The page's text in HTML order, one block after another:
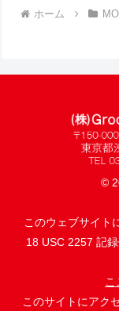
ホーム
©
このウェブサイト
18 USC 2257 記
こ
このサイトにアク